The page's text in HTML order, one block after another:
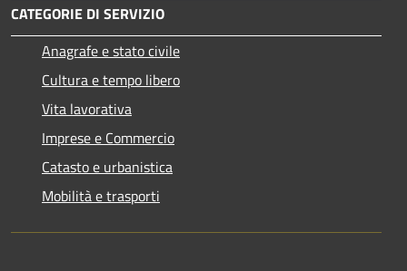
CATEGORIE DI SERVIZIO
Anagrafe e stato civile
Cultura e tempo libero
Vita lavorativa
Imprese e Commercio
Catasto e urbanistica
Mobilità e trasporti